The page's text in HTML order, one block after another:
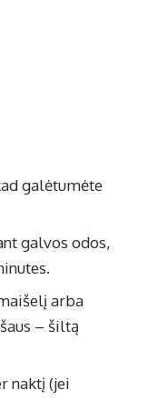
galėtumėte
galvos odos,
arba
– šiltą
naktį (jei